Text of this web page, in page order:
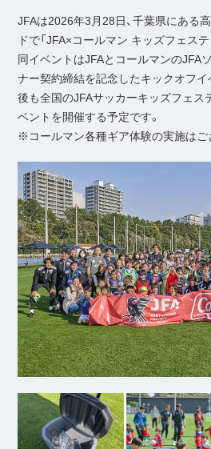
JFAは2026年3月28日、千葉県にある
ドで「JFA×コールマン キッズフェステ
同イベントはJFAとコールマンのJFA
ナー契約締結を記念したキックオフイ
後も全国のJFAサッカーキッズフェス
ベントを開催する予定です。
※コールマン各種ギア体験の実施はご